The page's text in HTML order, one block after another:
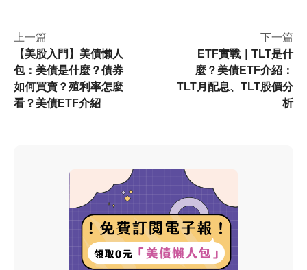
上一篇
【美股入門】美債懶人
包：美債是什麼？債券
如何買賣？殖利率怎麼
看？美債ETF介紹
下一篇
ETF實戰｜TLT是什
麼？美債ETF介紹：
TLT月配息、TLT股價分
析